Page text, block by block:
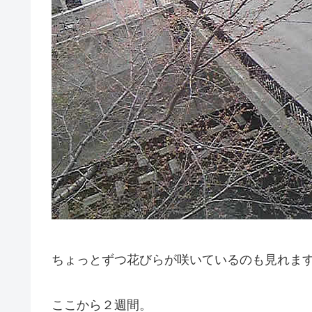
ちょっとずつ花びらが咲いているのも見れま
ここから２週間。